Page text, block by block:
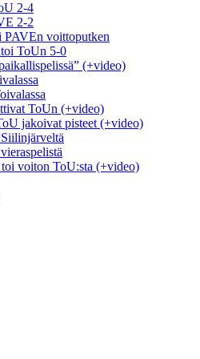
2-4
2-2
PAVEn voittoputken
ToUn 5-0
(+video)
ToUn (+video)
jakoivat pisteet (+video)
voiton ToU:sta (+video)